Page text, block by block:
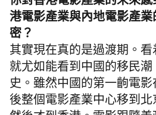
港電影產業與內地電影產
密？
其實現在真的是過渡期。
就尤如能看到中國的移民
史。雖然中國的第一齣電
後整個電影產業中心移到北